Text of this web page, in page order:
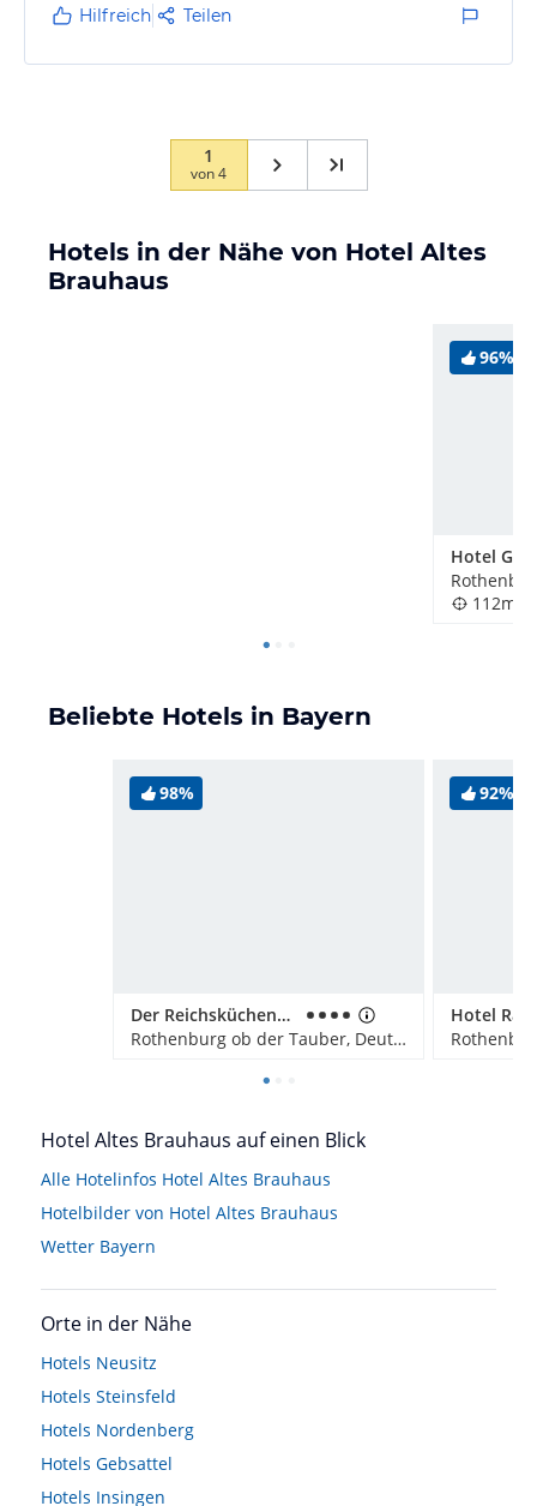
Hilfreich Teilen
1
von4
Hotels in der Nähe von Hotel Altes
Brauhaus
96%
112m
Beliebte Hotels in Bayern
98%
Der Reichsküchenmeister - Das Herz von Rothenburg
Rothenburg ob der Tauber, Deutschland
92%
Hotel Altes Brauhaus auf einen Blick
Alle Hotelinfos Hotel Altes Brauhaus
Hotelbilder von Hotel Altes Brauhaus
Wetter Bayern
Orte in der Nähe
Hotels Neusitz
Hotels Steinsfeld
Hotels Nordenberg
Hotels Gebsattel
Hotels Insingen